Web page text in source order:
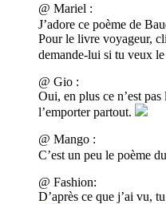
@ Mariel :
J’adore ce poème de
Pour le livre voyageur,
demande-lui si tu veux
@ Gio :
Oui, en plus ce n’est
l’emporter partout.
@ Mango :
C’est un peu le poème
@ Fashion:
D’après ce que j’ai vu,